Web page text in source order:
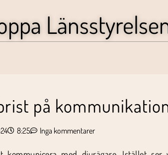
på
8:25 Inga kommentarer